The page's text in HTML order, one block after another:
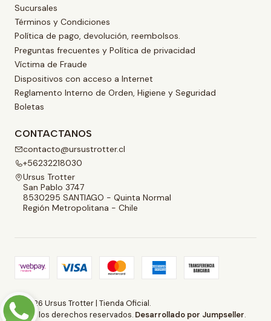
Sucursales
Términos y Condiciones
Política de pago, devolución, reembolsos.
Preguntas frecuentes y Política de privacidad
Víctima de Fraude
Dispositivos con acceso a Internet
Reglamento Interno de Orden, Higiene y Seguridad
Boletas
CONTACTANOS
contacto@ursustrotter.cl
+56232218030
Ursus Trotter
San Pablo 3747
8530295 SANTIAGO - Quinta Normal
Región Metropolitana - Chile
2026 Ursus Trotter | Tienda Oficial.
Todos los derechos reservados. Desarrollado por Jumpseller.